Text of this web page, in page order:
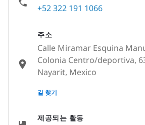
제공되는 활동
+52 322 191 1066
주소
Calle Miramar Esquina
Colonia Centro/deportiva,
Nayarit, Mexico
None
길 찾기